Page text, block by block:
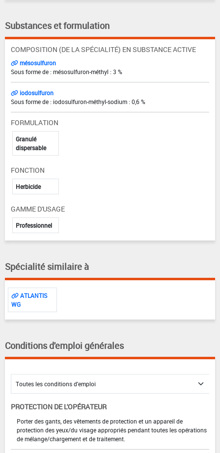
Substances et formulation
COMPOSITION (DE LA SPÉCIALITÉ) EN SUBSTANCE ACTIVE
mésosulfuron
Sous forme de : mésosulfuron-méthyl : 3 %
iodosulfuron
Sous forme de : iodosulfuron-méthyl-sodium : 0,6 %
FORMULATION
Granulé
dispersable
FONCTION
Herbicide
GAMME D'USAGE
Professionnel
Spécialité similaire à
ATLANTIS
WG
Conditions d'emploi générales
PROTECTION DE L'OPÉRATEUR
Porter des gants, des vêtements de protection et un appareil de
protection des yeux/du visage appropriés pendant toutes les opérations
de mélange/chargement et de traitement.